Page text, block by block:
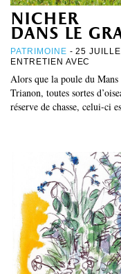
nicher
dans le
PATRIMOINE - 25
ENTRETIEN AVEC
Alors que la poule du
Trianon, toutes sortes
réserve de chasse, celui-ci